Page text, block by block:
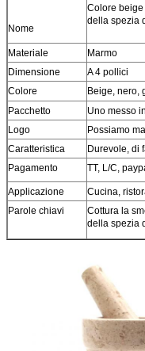
Nome
Colore beige
della spezia
Materiale
Marmo
Dimensione
A 4 pollici
Colore
Beige, nero,
Pacchetto
Uno messo
Logo
Possiamo
Caratteristica
Durevole, di
Pagamento
TT, L/C,
Applicazione
Cucina,
Parole chiavi
Cottura la
della spezia